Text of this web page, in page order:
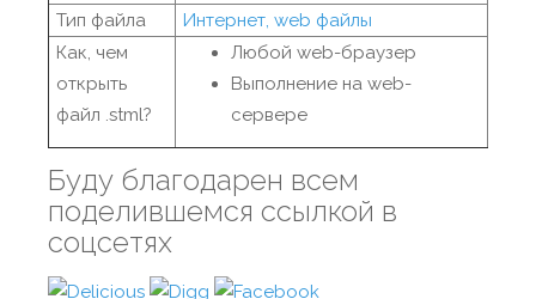
Тип файла
Интернет, web файлы
Как, чем
открыть
файл .stml?
Любой web-браузер
Выполнение на web-
сервере
Буду благодарен всем
поделившемся ссылкой в
соцсетях